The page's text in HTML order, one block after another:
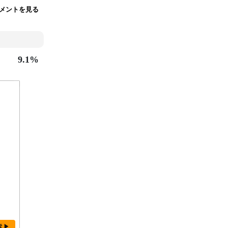
ントを見る
9.1%
▶